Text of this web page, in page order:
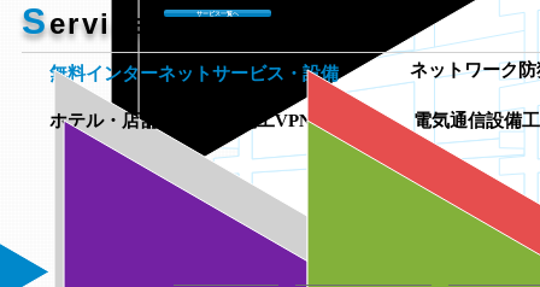
Service サービス一覧へ
無料インターネットサービス・設備 ネットワーク
ホテル・店舗Wi-Fi設計施工VPN接続 電気通信設備